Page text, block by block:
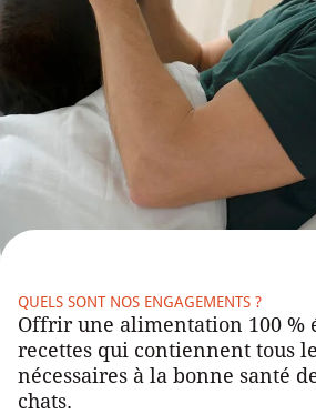
QUELS SONT NOS ENGAGEMENTS ?
Offrir une alimentation 100 %
recettes qui contiennent tous
nécessaires à la bonne santé
chats.